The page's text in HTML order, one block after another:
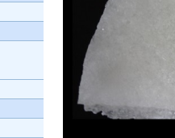
Metodo di prova